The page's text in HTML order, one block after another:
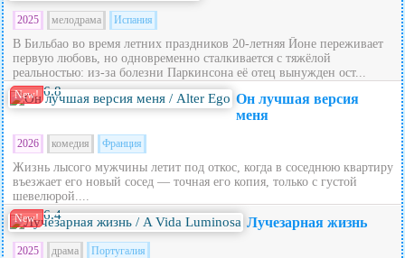
2025 мелодрама Испания
В Бильбао во время летних праздников 20‑летняя Йоне переживает
первую любовь, но одновременно сталкивается с тяжёлой
реальностью: из‑за болезни Паркинсона её отец вынужден ост...
New! 6.8
Он лучшая версия
меня
2026 комедия Франция
Жизнь лысого мужчины летит под откос, когда в соседнюю квартиру
въезжает его новый сосед — точная его копия, только с густой
шевелюрой....
New! 6.4 Лучезарная жизнь
2025 драма Португалия